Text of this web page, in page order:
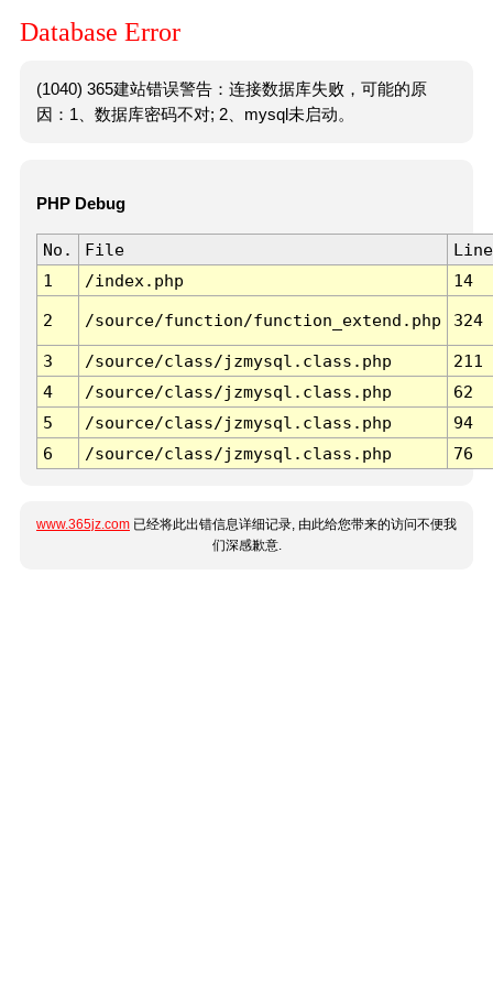
Database Error
(1040) 365建站错误警告：连接数据库失败，可能的原
因：1、数据库密码不对; 2、mysql未启动。
PHP Debug
No. File
Line
1
/index.php 14
2 /source/function/function_extend.php 324
3 /source/class/jzmysql.class.php
211
4
/source/class/jzmysql.class.php
62
5
/source/class/jzmysql.class.php
94
6
/source/class/jzmysql.class.php 76
www.365jz.com 已经将此出错信息详细记录, 由此给您带来的访问不便我
们深感歉意.